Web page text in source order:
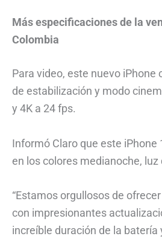
Más especificaciones de la
Colombia
Para video, este nuevo iPhone
de estabilización y modo
y 4K a 24 fps.
Informó Claro que este iPhone
en los colores medianoche, luz
“Estamos orgullosos de
con impresionantes
increíble duración de la batería